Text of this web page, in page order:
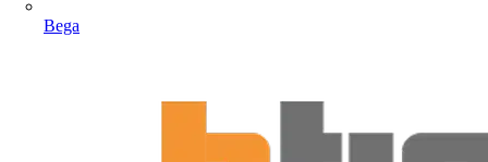
Bega